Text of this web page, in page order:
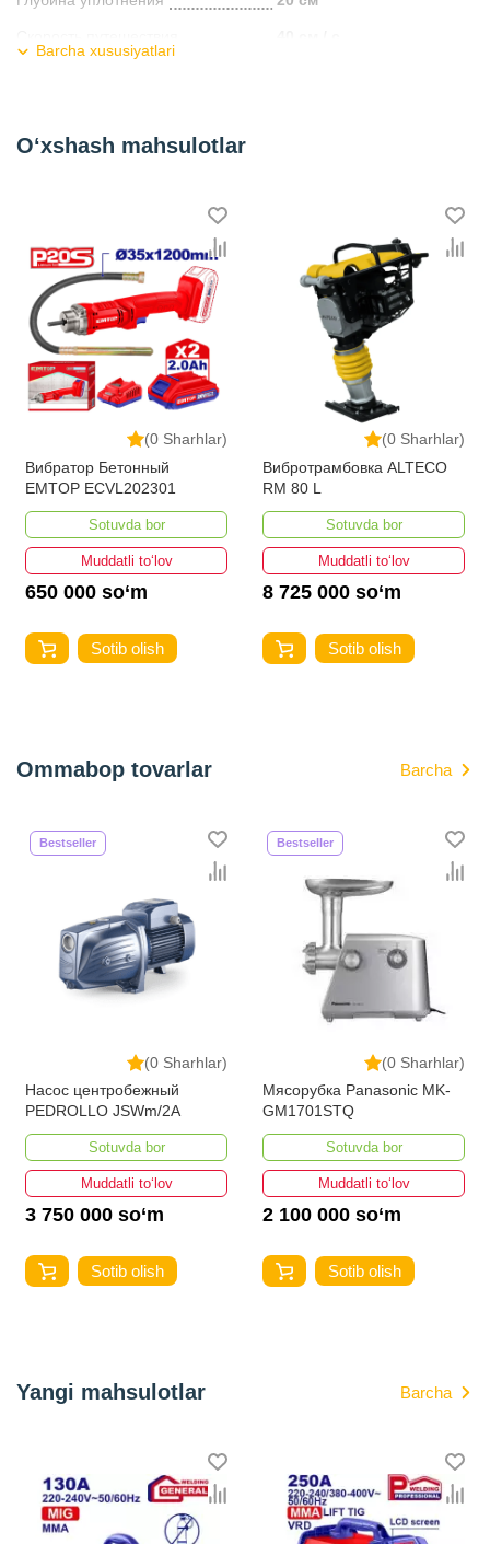
Вес
Barcha xususiyatlari
O‘xshash mahsulotlar
(0 Sharhlar)
Вибратор Бетонный
EMTOP ECVL202301
Sotuvda bor
Muddatli to‘lov
650 000 so‘m
Sotib olish
(0 Sharhlar)
Вибротрамбовка ALTECO
RM 80 L
Sotuvda bor
Muddatli to‘lov
8 725 000 so‘m
Sotib olish
Ommabop tovarlar Barcha
(0 Sharhlar)
Bestseller
Насос центробежный
PEDROLLO JSWm/2A
Sotuvda bor
Muddatli to‘lov
3 750 000 so‘m
Sotib olish
(0 Sharhlar)
Bestseller
Мясорубка Panasonic MK-
GM1701STQ
Sotuvda bor
Muddatli to‘lov
2 100 000 so‘m
Sotib olish
Yangi mahsulotlar Barcha